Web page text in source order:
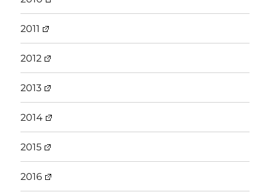
2011
2012
2013
2014
2015
2016